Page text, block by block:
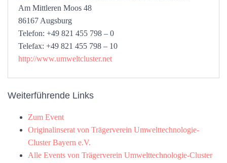
Am Mittleren Moos 48
86167 Augsburg
Telefon: +49 821 455 798 – 0
Telefax: +49 821 455 798 – 10
http://www.umweltcluster.net
Weiterführende Links
Zum Event
Originalinserat von Trägerverein Umwelttechnologie-
Cluster Bayern e.V.
Alle Events von Trägerverein Umwelttechnologie-Cluster